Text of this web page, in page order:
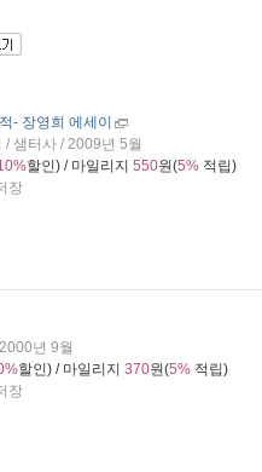
- 장영희 에세이
/ 샘터사 / 2009년 5월
할인) / 마일리지 550원(5% 적립)
장
년 9월
할인) / 마일리지 370원(5% 적립)
장